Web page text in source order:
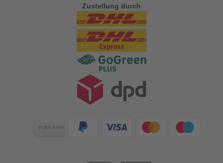
Zustellung durch
Zahlungsarten